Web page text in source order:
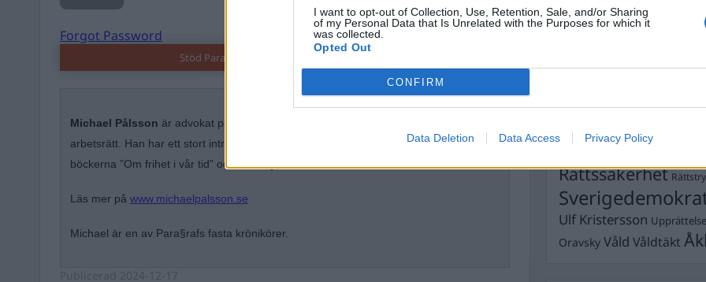
I want to opt-out of Collection, Use, Retention, Sale, and/or Sharing
of my Personal Data that Is Unrelated with the Purposes for which it
was collected.
Opted Out
CONFIRM
Data Deletion Data Access Privacy Policy
Forgot Password
Stöd Para§rafs bevakning av rättssäkerheten
Michael Pålsson är advokat på Juhlin & Partners, med expertis inom avtalsrätt och
arbetsrätt. Han har ett stort intresse för rättsfilosofi och är bland annat författare till
böckerna ”Om frihet i vår tid” och ”Verklig rättvisa”.
Läs mer på www.michaelpalsson.se
Michael är en av Para§rafs fasta krönikörer.
Jimmie Åkesson
Kriminalvården
Mordförsök Nilsson-
Poliser
Rättssäkerhet
Ulf Kristersson Upprättelse
Oravsky Våld Våldtäkt